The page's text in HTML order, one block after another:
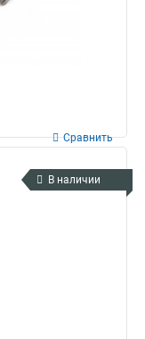
Сравнить
В наличии